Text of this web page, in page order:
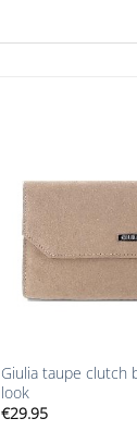
Giulia taupe clutch
look
€29.95